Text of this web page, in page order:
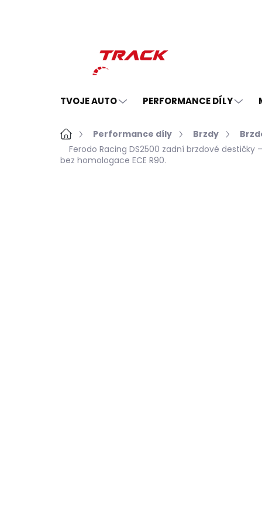
TVOJE AUTO PERFORMANCE DÍLY
DomůPerformance díly Brzdy
Ferodo Racing DS2500 zadní brzdové destičky –
bez homologace ECE R90.